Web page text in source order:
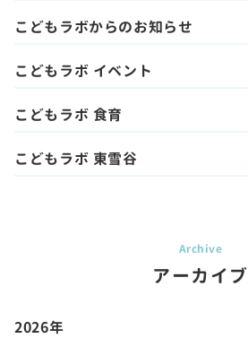
こどもラボからのお知らせ
こどもラボ イベント
こどもラボ 食育
こどもラボ 東雪谷
アーカイブ
2026年